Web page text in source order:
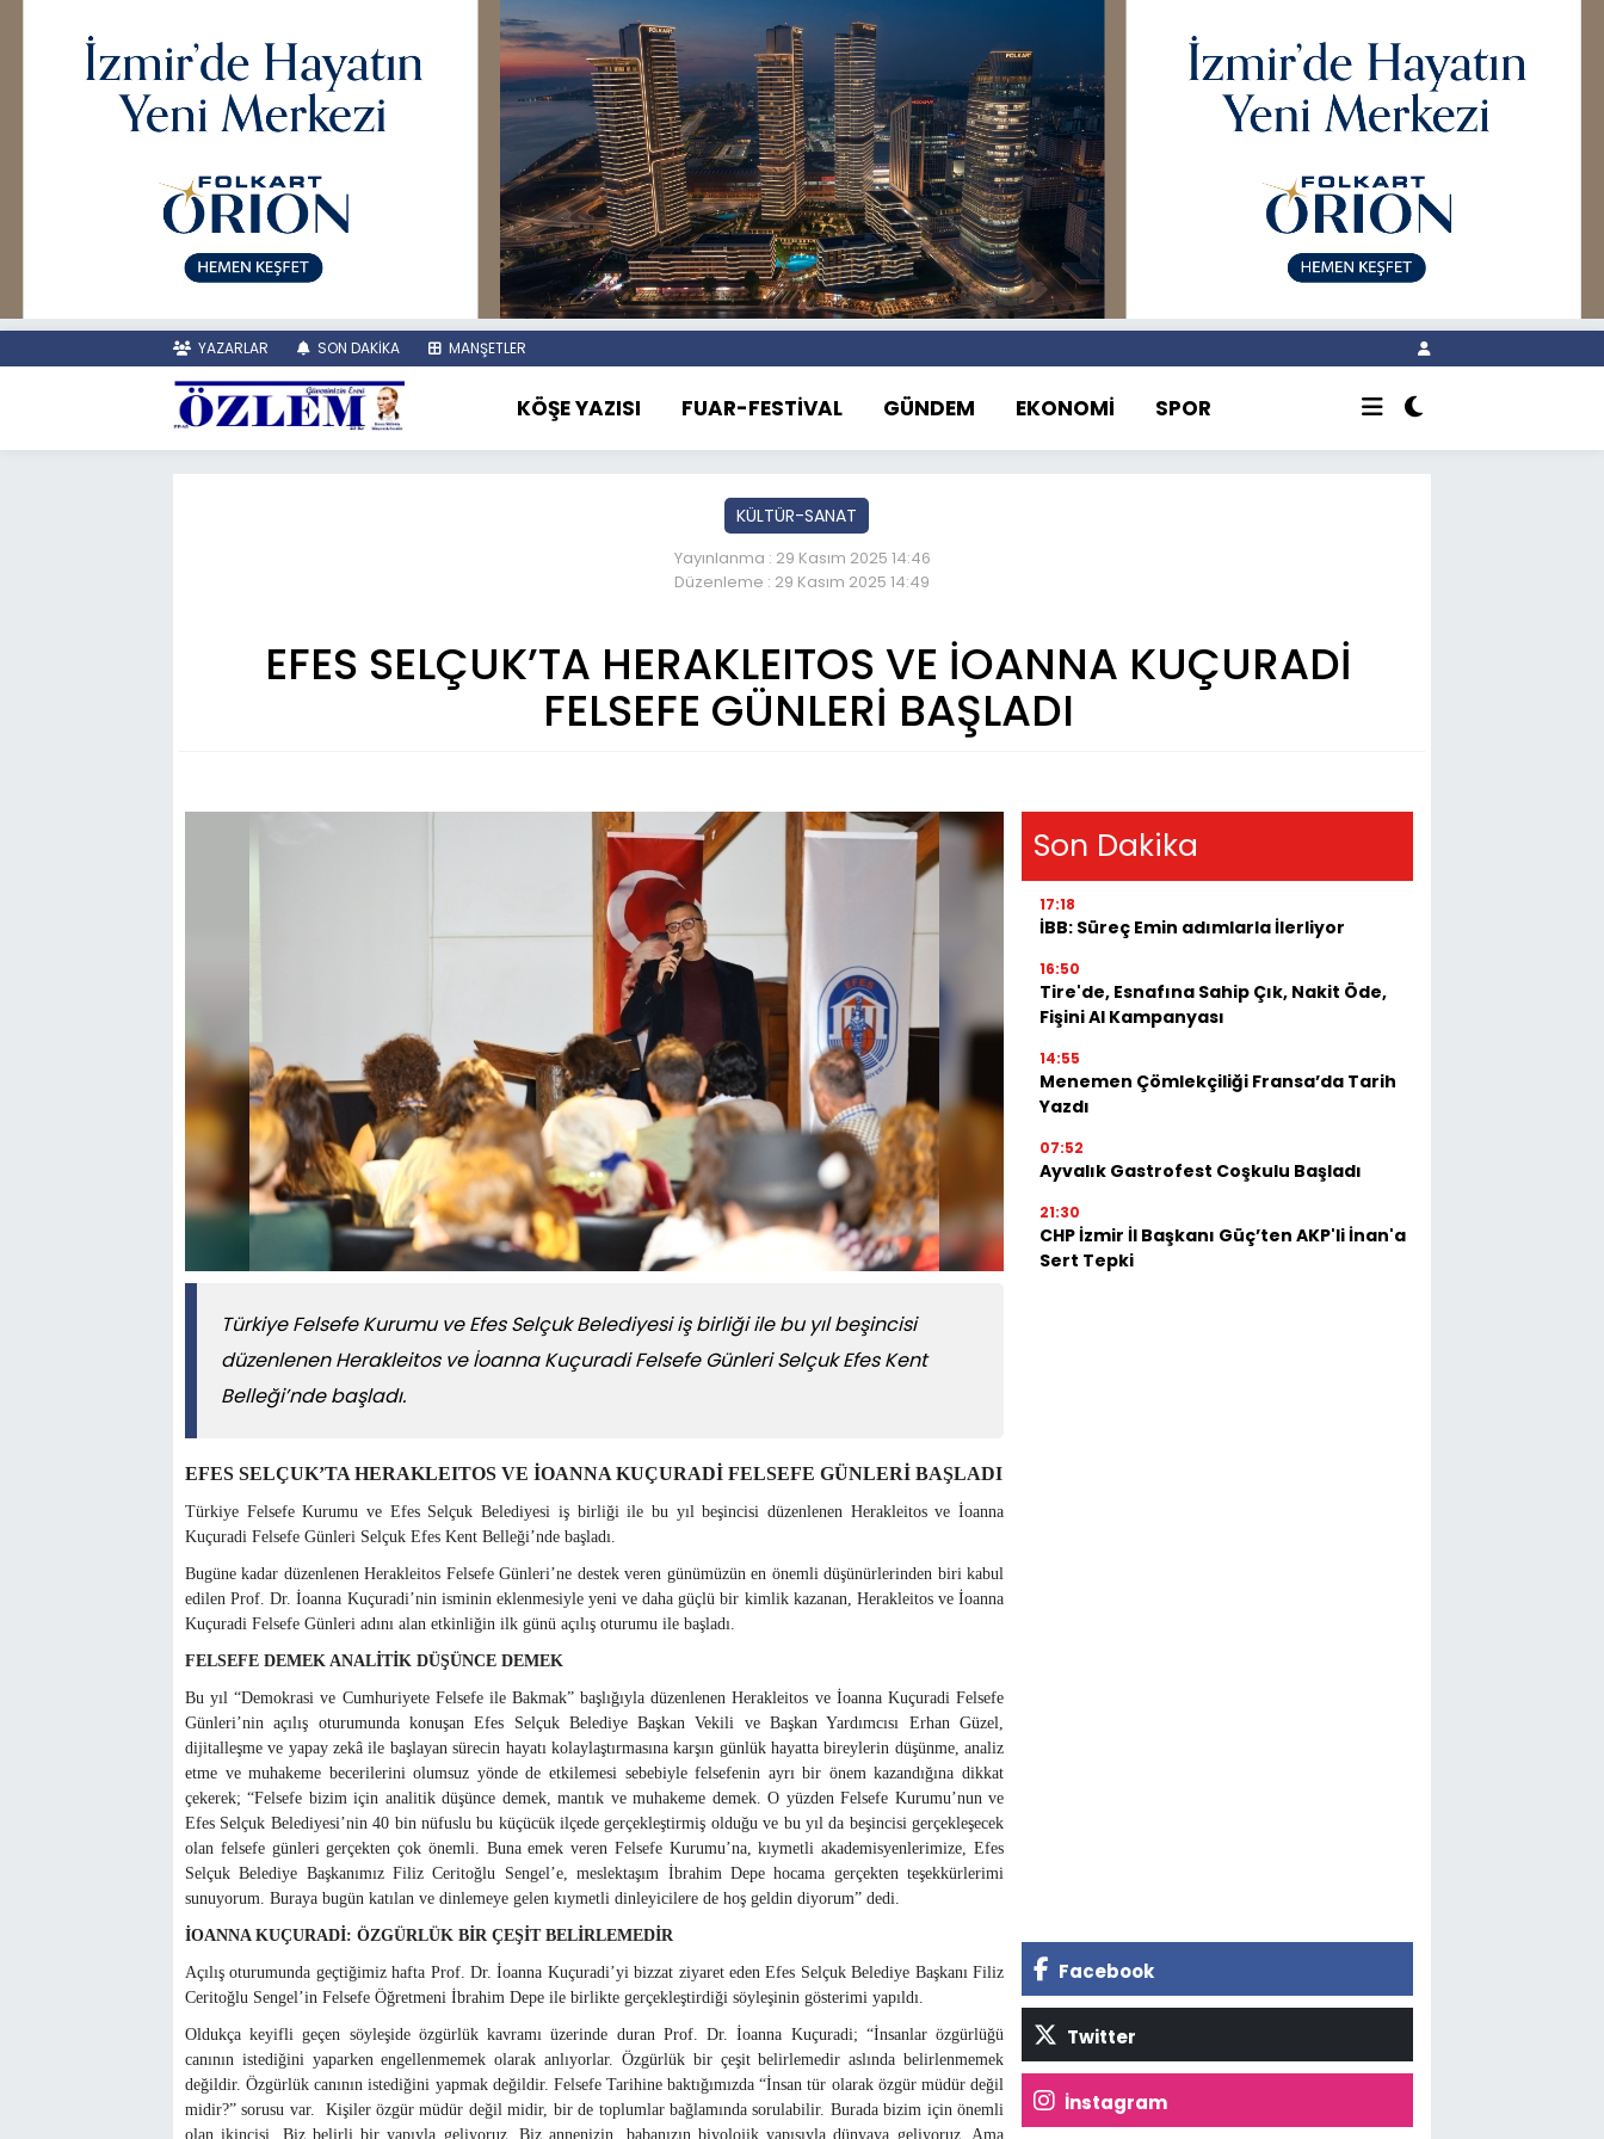
YAZARLAR SON DAKİKA MANŞETLER
KÖŞE YAZISI FUAR-FESTİVAL GÜNDEM EKONOMİ SPOR
KÜLTÜR-SANAT
Yayınlanma : 29 Kasım 2025 14:46
Düzenleme : 29 Kasım 2025 14:49
EFES SELÇUK’TA HERAKLEITOS VE İOANNA KUÇURADİ
FELSEFE GÜNLERİ BAŞLADI
Türkiye Felsefe Kurumu ve Efes Selçuk Belediyesi iş birliği ile bu yıl beşincisi
düzenlenen Herakleitos ve İoanna Kuçuradi Felsefe Günleri Selçuk Efes Kent
Belleği’nde başladı.
EFES SELÇUK’TA HERAKLEITOS VE İOANNA KUÇURADİ FELSEFE GÜNLERİ BAŞLADI
Türkiye Felsefe Kurumu ve Efes Selçuk Belediyesi iş birliği ile bu yıl beşincisi düzenlenen Herakleitos ve İoanna
Kuçuradi Felsefe Günleri Selçuk Efes Kent Belleği’nde başladı.
Bugüne kadar düzenlenen Herakleitos Felsefe Günleri’ne destek veren günümüzün en önemli düşünürlerinden biri kabul
edilen Prof. Dr. İoanna Kuçuradi’nin isminin eklenmesiyle yeni ve daha güçlü bir kimlik kazanan, Herakleitos ve İoanna
Kuçuradi Felsefe Günleri adını alan etkinliğin ilk günü açılış oturumu ile başladı.
FELSEFE DEMEK ANALİTİK DÜŞÜNCE DEMEK
Bu yıl “Demokrasi ve Cumhuriyete Felsefe ile Bakmak” başlığıyla düzenlenen Herakleitos ve İoanna Kuçuradi Felsefe
Günleri’nin açılış oturumunda konuşan Efes Selçuk Belediye Başkan Vekili ve Başkan Yardımcısı Erhan Güzel,
dijitalleşme ve yapay zekâ ile başlayan sürecin hayatı kolaylaştırmasına karşın günlük hayatta bireylerin düşünme, analiz
etme ve muhakeme becerilerini olumsuz yönde de etkilemesi sebebiyle felsefenin ayrı bir önem kazandığına dikkat
çekerek; “Felsefe bizim için analitik düşünce demek, mantık ve muhakeme demek. O yüzden Felsefe Kurumu’nun ve
Efes Selçuk Belediyesi’nin 40 bin nüfuslu bu küçücük ilçede gerçekleştirmiş olduğu ve bu yıl da beşincisi gerçekleşecek
olan felsefe günleri gerçekten çok önemli. Buna emek veren Felsefe Kurumu’na, kıymetli akademisyenlerimize, Efes
Selçuk Belediye Başkanımız Filiz Ceritoğlu Sengel’e, meslektaşım İbrahim Depe hocama gerçekten teşekkürlerimi
sunuyorum. Buraya bugün katılan ve dinlemeye gelen kıymetli dinleyicilere de hoş geldin diyorum” dedi.
İOANNA KUÇURADİ: ÖZGÜRLÜK BİR ÇEŞİT BELİRLEMEDİR
Açılış oturumunda geçtiğimiz hafta Prof. Dr. İoanna Kuçuradi’yi bizzat ziyaret eden Efes Selçuk Belediye Başkanı Filiz
Ceritoğlu Sengel’in Felsefe Öğretmeni İbrahim Depe ile birlikte gerçekleştirdiği söyleşinin gösterimi yapıldı.
Oldukça keyifli geçen söyleşide özgürlük kavramı üzerinde duran Prof. Dr. İoanna Kuçuradi; “İnsanlar özgürlüğü
canının istediğini yaparken engellenmemek olarak anlıyorlar. Özgürlük bir çeşit belirlemedir aslında belirlenmemek
değildir. Özgürlük canının istediğini yapmak değildir. Felsefe Tarihine baktığımızda “İnsan tür olarak özgür müdür değil
midir?” sorusu var. Kişiler özgür müdür değil midir, bir de toplumlar bağlamında sorulabilir. Burada bizim için önemli
olan ikincisi. Biz belirli bir yapıyla geliyoruz. Biz annenizin, babanızın biyolojik yapısıyla dünyaya geliyoruz. Ama
Son Dakika
17:18
İBB: Süreç Emin adımlarla İlerliyor
16:50
Tire'de, Esnafına Sahip Çık, Nakit Öde,
Fişini Al Kampanyası
14:55
Menemen Çömlekçiliği Fransa’da Tarih
Yazdı
07:52
Ayvalık Gastrofest Coşkulu Başladı
21:30
CHP İzmir İl Başkanı Güç’ten AKP'li İnan'a
Sert Tepki
Facebook
Twitter
İnstagram